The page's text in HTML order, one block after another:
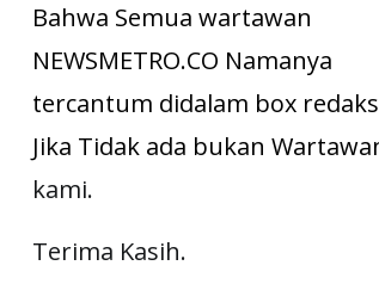
Bahwa Semua wartawan
NEWSMETRO.CO Namanya
tercantum didalam box
Jika Tidak ada bukan
kami.
Terima Kasih.